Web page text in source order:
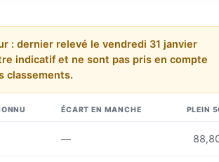
: dernier relevé le vendredi 31 janvier
indicatif et ne sont pas pris en compte
classements.
ÉCART EN MANCHE PLEIN
—